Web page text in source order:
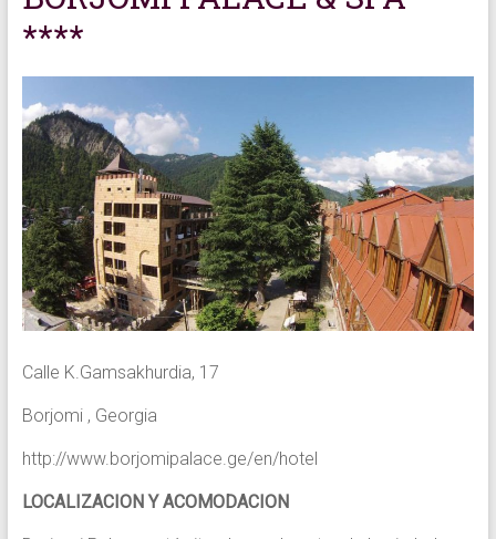
****
Calle K.Gamsakhurdia, 17
Borjomi , Georgia
http://www.borjomipalace.ge/en/hotel
LOCALIZACION Y ACOMODACION